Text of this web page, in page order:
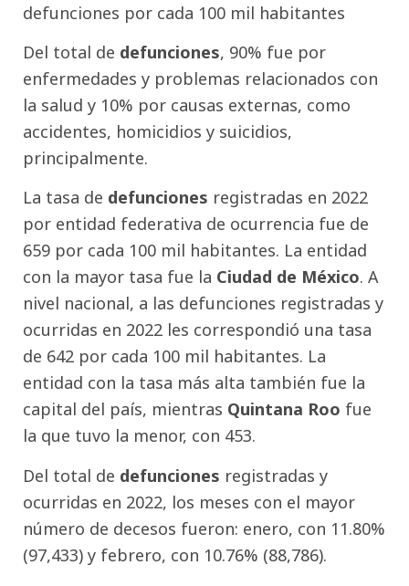
defunciones por cada 100 mil habitantes
Del total de defunciones, 90% fue por
enfermedades y problemas relacionados con
la salud y 10% por causas externas, como
accidentes, homicidios y suicidios,
principalmente.
La tasa de defunciones registradas en 2022
por entidad federativa de ocurrencia fue de
659 por cada 100 mil habitantes. La entidad
con la mayor tasa fue la Ciudad de México. A
nivel nacional, a las defunciones registradas y
ocurridas en 2022 les correspondió una tasa
de 642 por cada 100 mil habitantes. La
entidad con la tasa más alta también fue la
capital del país, mientras Quintana Roo fue
la que tuvo la menor, con 453.
Del total de defunciones registradas y
ocurridas en 2022, los meses con el mayor
número de decesos fueron: enero, con 11.80%
(97,433) y febrero, con 10.76% (88,786).